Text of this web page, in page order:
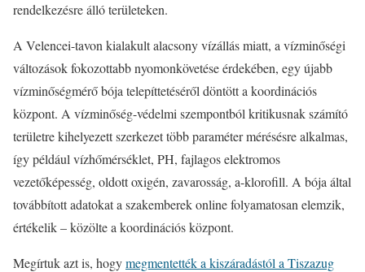
rendelkezésre álló területeken.
A Velencei-tavon kialakult alacsony vízállás miatt, a vízminőségi
változások fokozottabb nyomonkövetése érdekében, egy újabb
vízminőségmérő bója telepíttetéséről döntött a koordinációs
központ. A vízminőség-védelmi szempontból kritikusnak számító
területre kihelyezett szerkezet több paraméter mérésésre alkalmas,
így például vízhőmérséklet, PH, fajlagos elektromos
vezetőképesség, oldott oxigén, zavarosság, a-klorofill. A bója által
továbbított adatokat a szakemberek online folyamatosan elemzik,
értékelik – közölte a koordinációs központ.
Megírtuk azt is, hogymegmentették a kiszáradástól a Tiszazug